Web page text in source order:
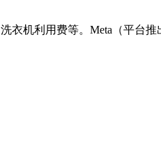
机利用费等。Meta（平台推